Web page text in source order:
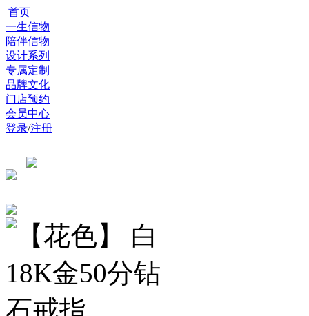
首页
一生信物
陪伴信物
设计系列
专属定制
品牌文化
门店预约
会员中心
登录/注册